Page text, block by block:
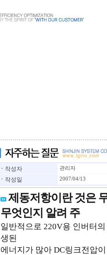
ㆍ 작성자 관리자
ㆍ 작성일 2007/04/13
제동저항이란 것은
무엇인지 알려 주
일반적으로 220V용 인버터
생된
에너지가 많아 DC링크전압